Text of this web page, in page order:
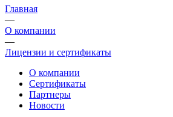
Главная
—
О компании
—
Лицензии и сертификаты
О компании
Сертификаты
Партнеры
Новости